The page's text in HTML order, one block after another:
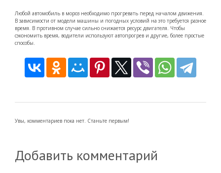
Любой автомобиль в мороз необходимо прогревать перед началом движения.
В зависимости от модели машины и погодных условий на это требуется разное
время. В противном случае сильно снижается ресурс двигателя. Чтобы
сэкономить время, водители используют автопрогрев и другие, более простые
способы.
Увы, комментариев пока нет. Станьте первым!
Добавить комментарий